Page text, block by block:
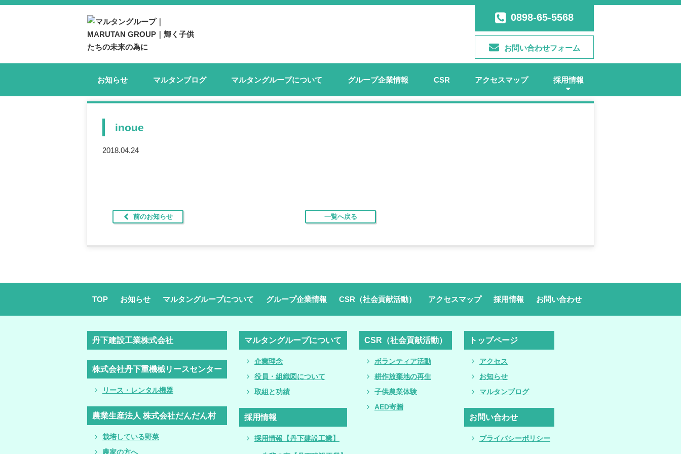
0898-65-5568
お問い合わせフォーム
お知らせ マルタンブログ マルタングループについて グループ企業情報 CSR アクセスマップ 採用情報
inoue
2018.04.24
前のお知らせ 一覧へ戻る
TOP お知らせ マルタングループについて グループ企業情報 CSR（社会貢献活動） アクセスマップ 採用情報 お問い合わせ
丹下建設工業株式会社
株式会社丹下重機械リースセンター
リース・レンタル機器
農業生産法人 株式会社だんだん村
栽培している野菜
農家の方へ
マルタングループについて
企業理念
役員・組織図について
取組と功績
採用情報
採用情報【丹下建設工業】
CSR（社会貢献活動）
ボランティア活動
耕作放棄地の再生
子供農業体験
AED寄贈
トップページ
アクセス
お知らせ
マルタンブログ
お問い合わせ
プライバシーポリシー